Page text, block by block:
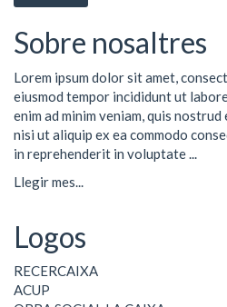
Sobre nosaltres
Lorem ipsum dolor sit amet,
eiusmod tempor incididunt ut
enim ad minim veniam, quis
nisi ut aliquip ex ea commodo
in reprehenderit in voluptate ...
Llegir mes...
Logos
RECERCAIXA
ACUP